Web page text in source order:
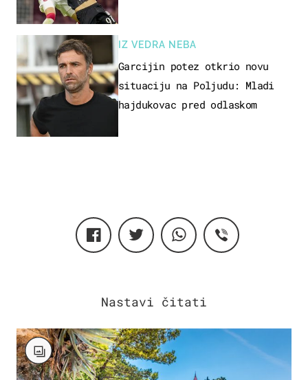
IZ VEDRA NEBA
Garcijin potez otkrio novu
situaciju na Poljudu: Mladi
hajdukovac pred odlaskom